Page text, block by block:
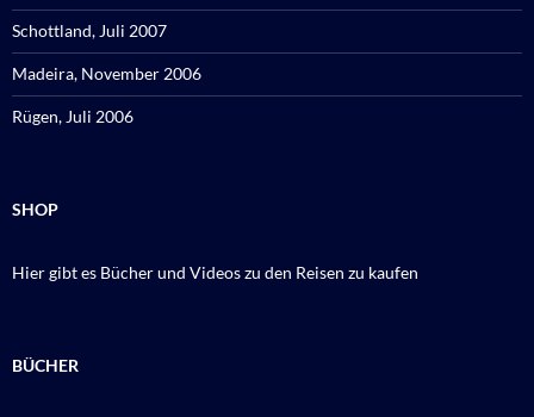
Schottland, Juli 2007
Madeira, November 2006
Rügen, Juli 2006
SHOP
Hier gibt es Bücher und Videos zu den Reisen zu kaufen
BÜCHER